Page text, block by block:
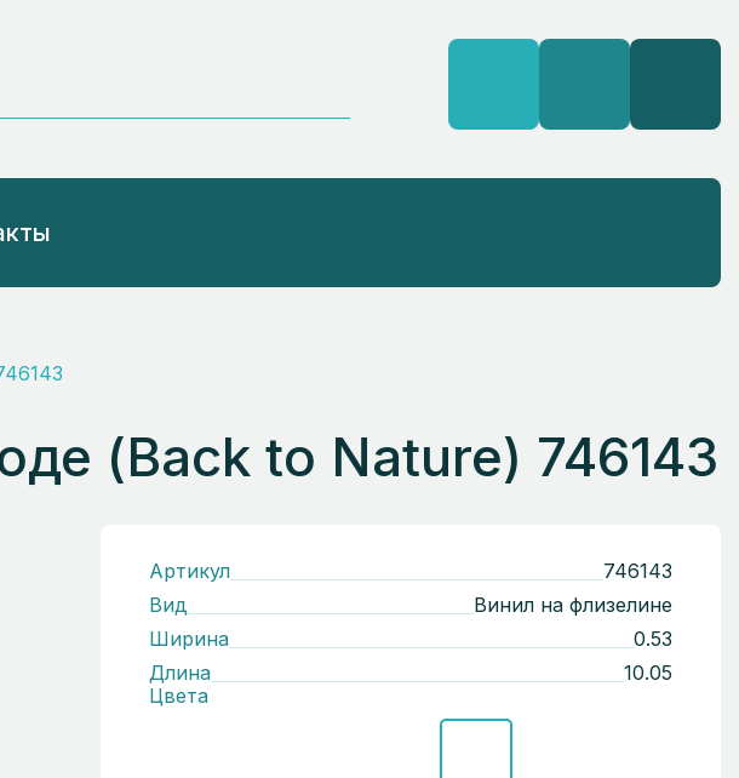
(Back to Nature) 746143
Артикул
746143
Вид
Винил на флизелине
Ширина
0.53
Длина
10.05
Цвета